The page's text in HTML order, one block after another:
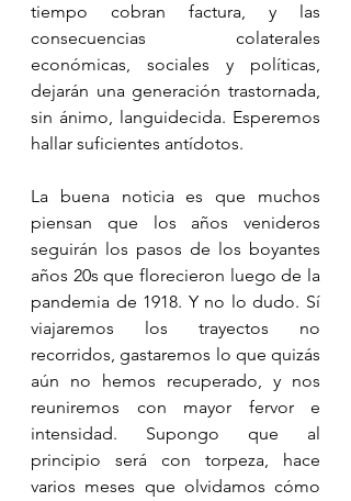
tiempo cobran factura, y las
consecuencias colaterales
económicas, sociales y políticas,
dejarán una generación trastornada,
sin ánimo, languidecida. Esperemos
hallar suficientes antídotos.
La buena noticia es que muchos
piensan que los años venideros
seguirán los pasos de los boyantes
años 20s que florecieron luego de la
pandemia de 1918. Y no lo dudo. Sí
viajaremos los trayectos no
recorridos, gastaremos lo que quizás
aún no hemos recuperado, y nos
reuniremos con mayor fervor e
intensidad. Supongo que al
principio será con torpeza, hace
varios meses que olvidamos cómo